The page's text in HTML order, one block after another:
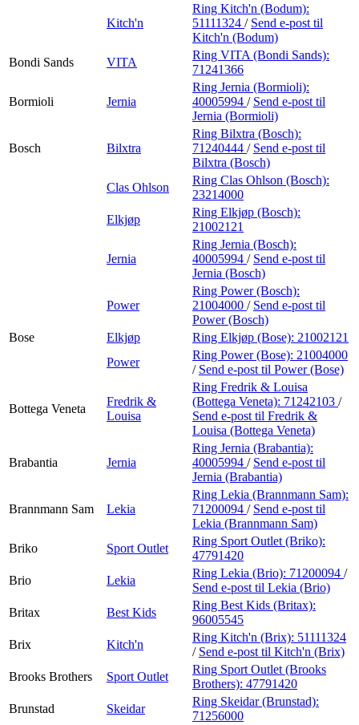
Kitch'n
Ring Kitch'n (Bodum):
51111324 / Send e-post til
Kitch'n (Bodum)
Bondi Sands
VITA
Ring VITA (Bondi Sands):
71241366
Bormioli Jernia
Ring Jernia (Bormioli):
40005994 / Send e-post til
Jernia (Bormioli)
Bosch Bilxtra
Ring Bilxtra (Bosch):
71240444 / Send e-post til
Bilxtra (Bosch)
Clas Ohlson
Ring Clas Ohlson (Bosch):
23214000
Elkjøp
Ring Elkjøp (Bosch):
21002121
Jernia
Ring Jernia (Bosch):
40005994 / Send e-post til
Jernia (Bosch)
Power
Ring Power (Bosch):
21004000 / Send e-post til
Power (Bosch)
Bose
Elkjøp Ring Elkjøp (Bose): 21002121
Power
Ring Power (Bose): 21004000
/ Send e-post til Power (Bose)
Bottega Veneta
Fredrik &
Louisa
Ring Fredrik & Louisa
(Bottega Veneta): 71242103 /
Send e-post til Fredrik &
Louisa (Bottega Veneta)
Brabantia Jernia
Ring Jernia (Brabantia):
40005994 / Send e-post til
Jernia (Brabantia)
Brannmann Sam Lekia
Ring Lekia (Brannmann Sam):
71200094 / Send e-post til
Lekia (Brannmann Sam)
Briko
Sport Outlet
Ring Sport Outlet (Briko):
47791420
Brio
Lekia
Ring Lekia (Brio): 71200094 /
Send e-post til Lekia (Brio)
Britax
Best Kids
Ring Best Kids (Britax):
96005545
Brix
Kitch'n
Ring Kitch'n (Brix): 51111324
/ Send e-post til Kitch'n (Brix)
Brooks Brothers
Sport Outlet
Ring Sport Outlet (Brooks
Brothers): 47791420
Brunstad
Skeidar
Ring Skeidar (Brunstad):
71256000